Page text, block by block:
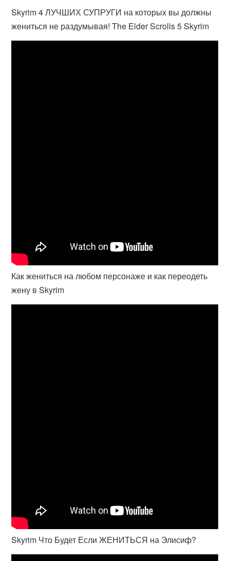
Skyrim 4 ЛУЧШИХ СУПРУГИ на которых вы должны
жениться не раздумывая! The Elder Scrolls 5 Skyrim
Как жениться на любом персонаже и как переодеть
жену в Skyrim
Skyrim Что Будет Если ЖЕНИТЬСЯ на Элисиф?